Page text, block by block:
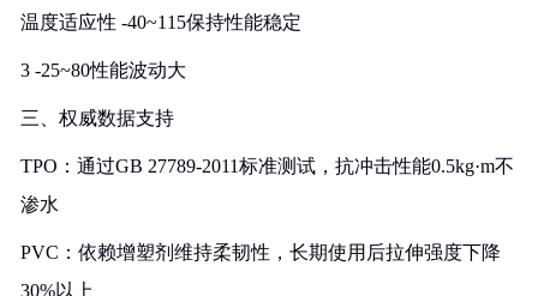
‌温度适应性‌ -40~115保持性能稳定
3 -25~80性能波动大
三、权威数据支持
‌TPO‌：通过GB 27789-2011标准测试，抗冲击性能0.5kg·m不
渗水
‌PVC‌：依赖增塑剂维持柔韧性，长期使用后拉伸强度下降
30%以上